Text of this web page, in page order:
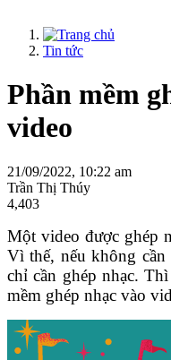
Tin tức
Phần mềm
video
21/09/2022, 10:22 am
Trần Thị Thúy
4,403
Một video được ghép
Vì thế, nếu không
chỉ cần ghép nhạc.
mềm ghép nhạc vào